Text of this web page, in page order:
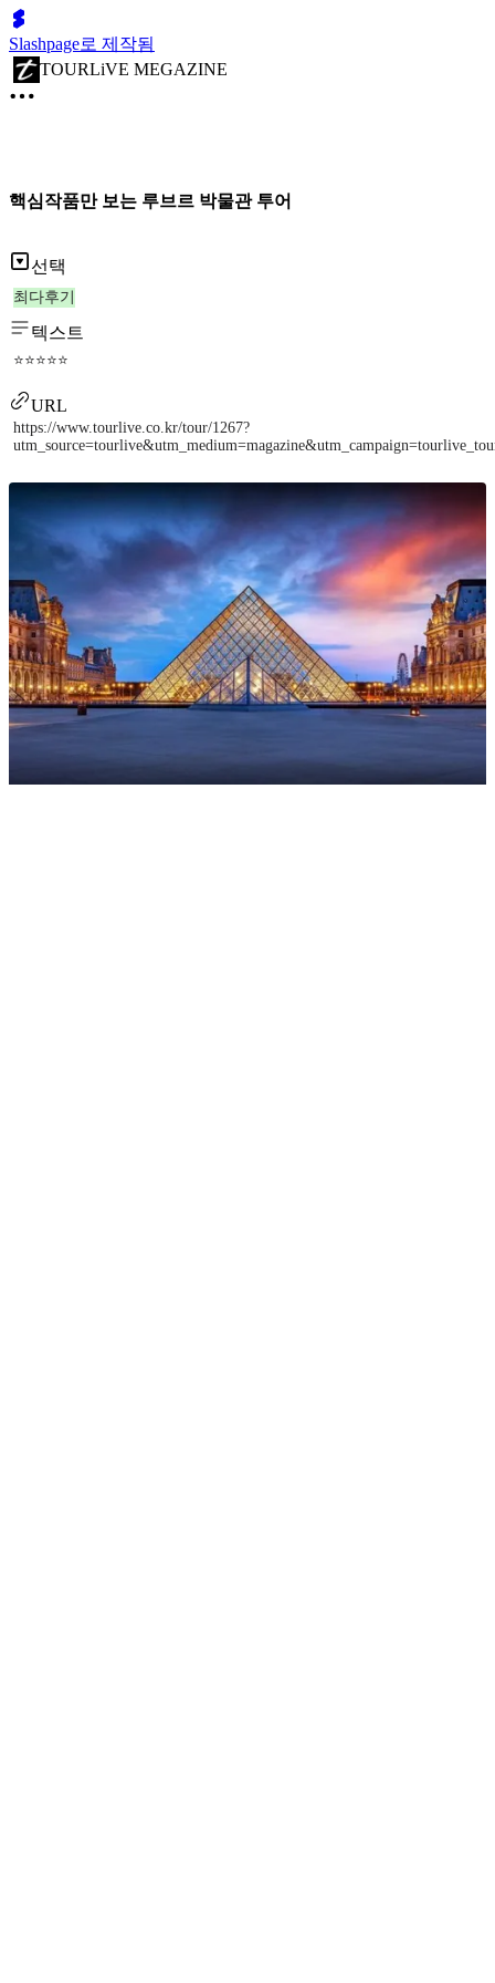
Slashpage로 제작됨
TOURLiVE MEGAZINE
핵심작품만 보는 루브르 박물관 투어
선택
최다후기
텍스트
⭐⭐⭐⭐⭐
URL
https://www.tourlive.co.kr/tour/1267?